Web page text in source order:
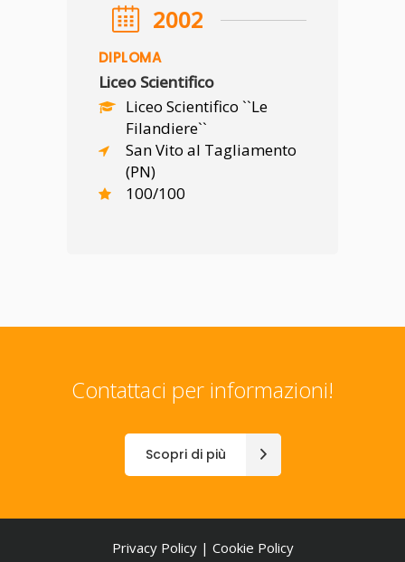
2002
DIPLOMA
Liceo Scientifico
Liceo Scientifico ``Le
Filandiere``
San Vito al Tagliamento
(PN)
100/100
Contattaci per informazioni!
Scopri di più
Privacy Policy| Cookie Policy